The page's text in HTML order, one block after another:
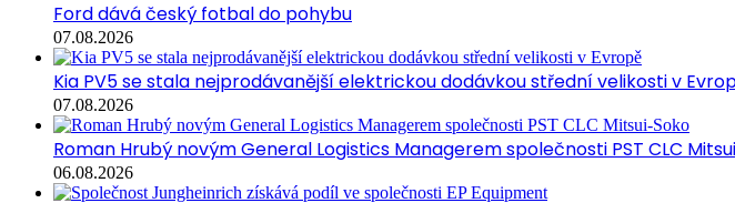
Ford dává český fotbal do pohybu
07.08.2026
Kia PV5 se stala nejprodávanější elektrickou dodávkou střední velikosti v
07.08.2026
Roman Hrubý novým General Logistics Managerem společnosti PST CLC
06.08.2026